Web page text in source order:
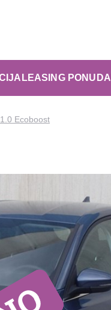
LEASING PONUDA
Ecoboost